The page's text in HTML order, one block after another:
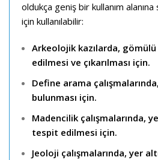
oldukça geniş bir kullanım
için kullanılabilir:
Arkeolojik kazılarda,
edilmesi ve çıkarılması için.
Define arama
bulunması için.
Madencilik çalışmalarında,
tespit edilmesi için.
Jeoloji çalışmalarında, yer